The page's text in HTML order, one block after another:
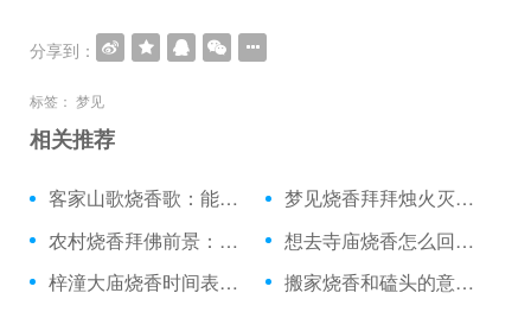
分享到：
标签： 梦见
相关推荐
客家山歌烧香歌：能随意烧香吗
梦见烧香拜拜烛火灭了：佳木斯去哪烧香拜佛
农村烧香拜佛前景：网上在线替烧香的有吗
想去寺庙烧香怎么回事：一个人天天烧香灵吗
梓潼大庙烧香时间表：宁波哪个寺庙烧香最好
搬家烧香和磕头的意义：给心烧香图片头像